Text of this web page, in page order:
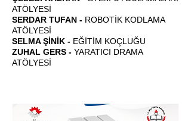
ATÖLYESİ
SERDAR TUFAN - ROBOTİK KODLAMA
ATÖLYESİ
SELMA ŞİNİK - EĞİTİM KOÇLUĞU
ZUHAL GERS - YARATICI DRAMA
ATÖLYESİ